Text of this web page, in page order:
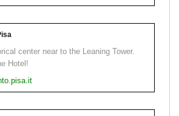
center near to the Leaning Tower.
Hotel!